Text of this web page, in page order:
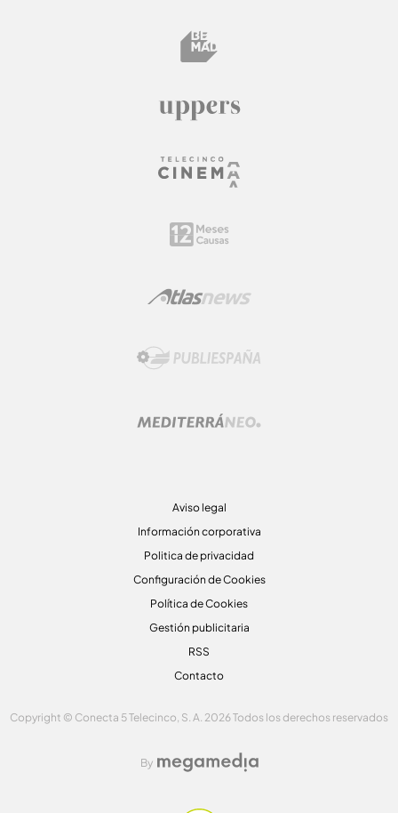
Aviso legal
Información corporativa
Politica de privacidad
Configuración de Cookies
Política de Cookies
Gestión publicitaria
RSS
Contacto
Copyright © Conecta 5 Telecinco, S. A. 2026 Todos los derechos reservados
By